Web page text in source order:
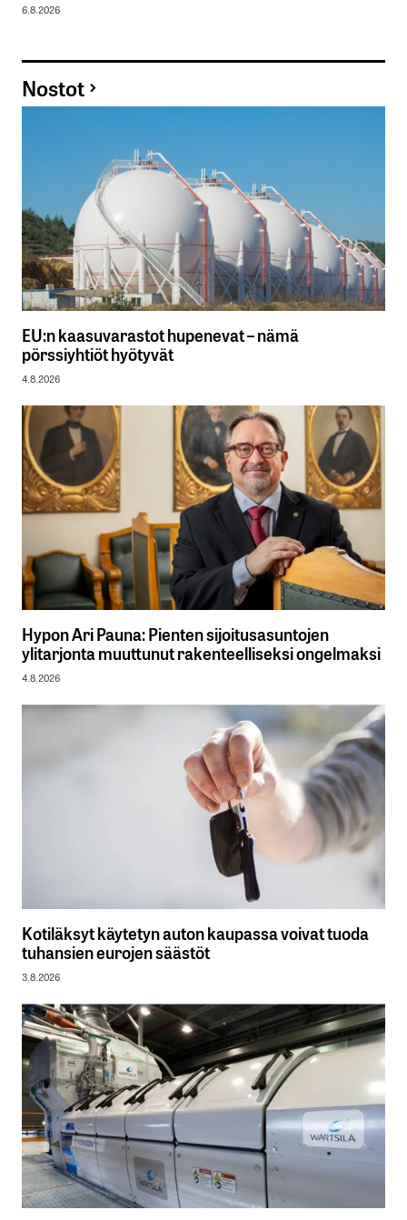
6.8.2026
Nostot
EU:n kaasuvarastot hupenevat – nämä
pörssiyhtiöt hyötyvät
4.8.2026
Hypon Ari Pauna: Pienten sijoitusasuntojen
ylitarjonta muuttunut rakenteelliseksi ongelmaksi
4.8.2026
Kotiläksyt käytetyn auton kaupassa voivat tuoda
tuhansien eurojen säästöt
3.8.2026